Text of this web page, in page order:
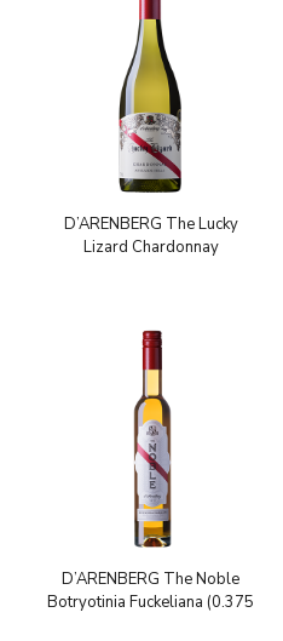
D’ARENBERG The Lucky
Lizard Chardonnay
D’ARENBERG The Noble
Botryotinia Fuckeliana (0.375